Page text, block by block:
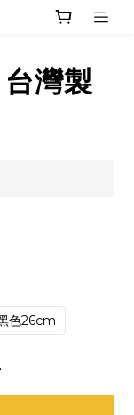
灣製
色26cm